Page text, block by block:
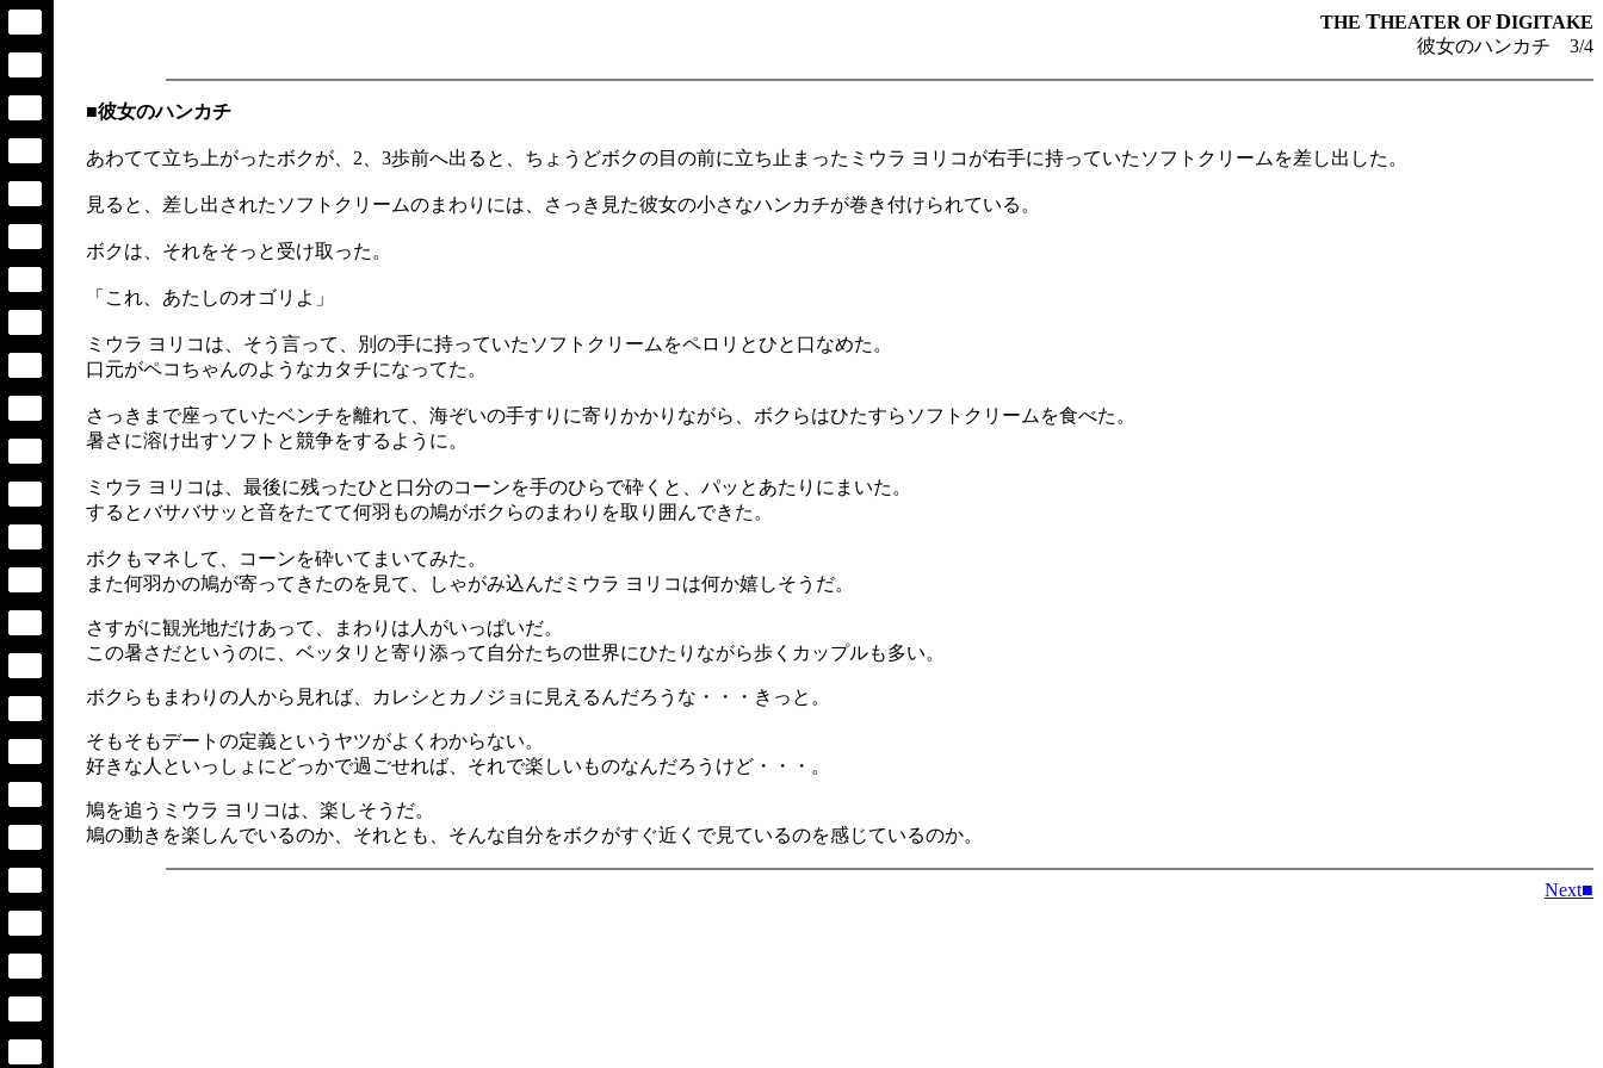
THE THEATER OF DIGITAKE
彼女のハンカチ 3/4
■彼女のハンカチ
あわてて立ち上がったボクが、2、3歩前へ出ると、ちょうどボクの目の前に立ち止まったミウラ ヨリコが右手に持っていたソフトクリームを差し出した。
見ると、差し出されたソフトクリームのまわりには、さっき見た彼女の小さなハンカチが巻き付けられている。
ボクは、それをそっと受け取った。
「これ、あたしのオゴリよ」
ミウラ ヨリコは、そう言って、別の手に持っていたソフトクリームをペロリとひと口なめた。
口元がペコちゃんのようなカタチになってた。
さっきまで座っていたベンチを離れて、海ぞいの手すりに寄りかかりながら、ボクらはひたすらソフトクリームを食べた。
暑さに溶け出すソフトと競争をするように。
ミウラ ヨリコは、最後に残ったひと口分のコーンを手のひらで砕くと、パッとあたりにまいた。
するとバサバサッと音をたてて何羽もの鳩がボクらのまわりを取り囲んできた。
ボクもマネして、コーンを砕いてまいてみた。
また何羽かの鳩が寄ってきたのを見て、しゃがみ込んだミウラ ヨリコは何か嬉しそうだ。
さすがに観光地だけあって、まわりは人がいっぱいだ。
この暑さだというのに、ベッタリと寄り添って自分たちの世界にひたりながら歩くカップルも多い。
ボクらもまわりの人から見れば、カレシとカノジョに見えるんだろうな・・・きっと。
そもそもデートの定義というヤツがよくわからない。
好きな人といっしょにどっかで過ごせれば、それで楽しいものなんだろうけど・・・。
鳩を追うミウラ ヨリコは、楽しそうだ。
鳩の動きを楽しんでいるのか、それとも、そんな自分をボクがすぐ近くで見ているのを感じているのか。
Next■